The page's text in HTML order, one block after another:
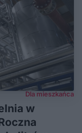
Dla mieszkańca
w